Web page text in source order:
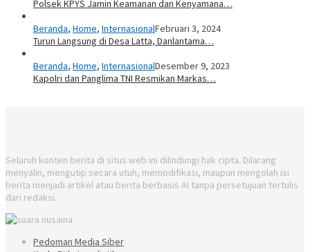
Polsek KPYS Jamin Keamanan dan Kenyamana…
Beranda, Home, InternasionalFebruari 3, 2024
Turun Langsung di Desa Latta, Danlantama…
Beranda, Home, InternasionalDesember 9, 2023
Kapolri dan Panglima TNI Resmikan Markas…
Seluruh konten berita di situs web ini dilindungi hak cipta. Dilarang
menyalin, mengutip secara utuh, memodifikasi, maupun mengolah isi
berita menjadi artikel atau berita berbasis AI tanpa persetujuan tertulis
dari redaksi.
Pedoman Media Siber